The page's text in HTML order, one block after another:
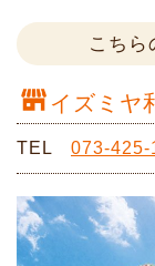
こちら
イズミヤ
TEL 073-425-